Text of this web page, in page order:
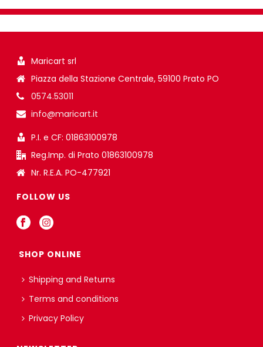
Maricart srl
Piazza della Stazione Centrale, 59100 Prato PO
0574.53011
info@maricart.it
P.I. e CF: 01863100978
Reg.Imp. di Prato 01863100978
Nr. R.E.A. PO-477921
FOLLOW US
SHOP ONLINE
Shipping and Returns
Terms and conditions
Privacy Policy